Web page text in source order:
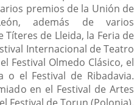
premios de la Unión de
además de varios
de Lleida, la Feria de
Internacional de Teatro
Festival Olmedo Clásico, el
o el Festival de Ribadavia.
en el Festival de Artes